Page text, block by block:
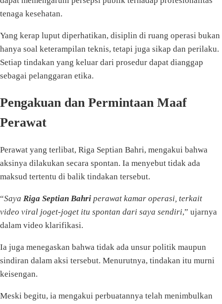
tenaga kesehatan.
Yang kerap luput diperhatikan, disiplin di ruang operasi bukan
hanya soal keterampilan teknis, tetapi juga sikap dan perilaku.
Setiap tindakan yang keluar dari prosedur dapat dianggap
sebagai pelanggaran etika.
Pengakuan dan Permintaan Maaf
Perawat
Perawat yang terlibat, Riga Septian Bahri, mengakui bahwa
aksinya dilakukan secara spontan. Ia menyebut tidak ada
maksud tertentu di balik tindakan tersebut.
“Saya Riga Septian Bahri perawat kamar operasi, terkait
video viral joget-joget itu spontan dari saya sendiri,” ujarnya
dalam video klarifikasi.
Ia juga menegaskan bahwa tidak ada unsur politik maupun
sindiran dalam aksi tersebut. Menurutnya, tindakan itu murni
keisengan.
Meski begitu, ia mengakui perbuatannya telah menimbulkan